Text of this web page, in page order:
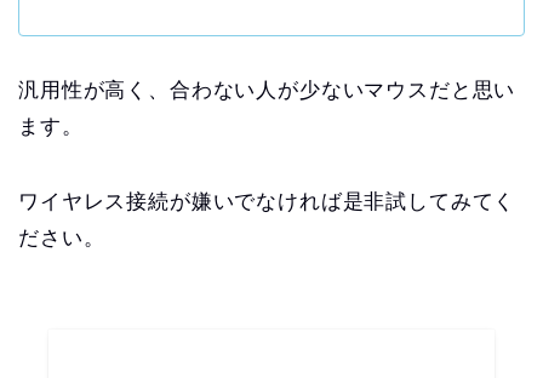
汎用性が高く、合わない人が少ないマウスだと思い
ます。
ワイヤレス接続が嫌いでなければ是非試してみてく
ださい。